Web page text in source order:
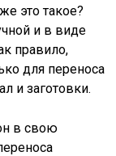
это такое?
и в виде
правило,
для переноса
и заготовки.
в свою